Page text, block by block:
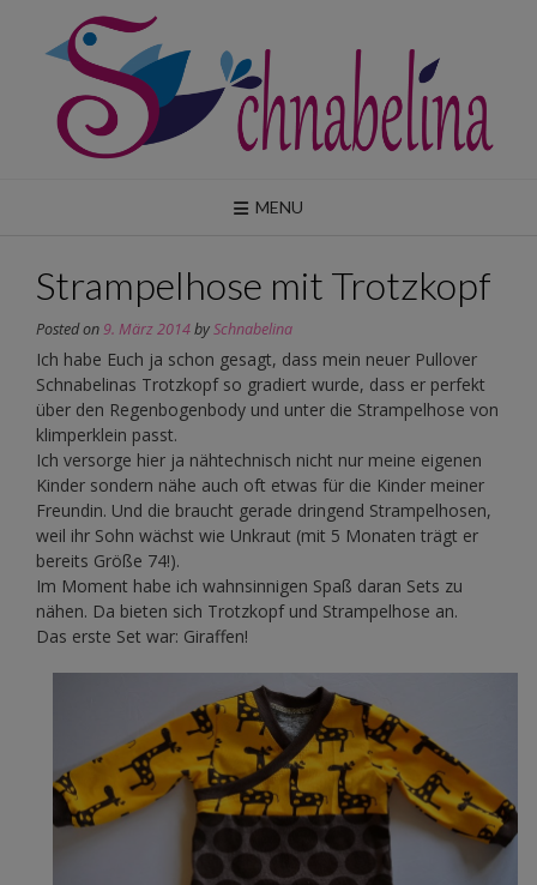
content
MENU
Strampelhose mit Trotzkopf
Posted on9. März 2014bySchnabelina
Ich habe Euch ja schon gesagt, dass mein neuer Pullover
Schnabelinas Trotzkopf so gradiert wurde, dass er perfekt
über den Regenbogenbody und unter die Strampelhose von
klimperklein passt.
Ich versorge hier ja nähtechnisch nicht nur meine eigenen
Kinder sondern nähe auch oft etwas für die Kinder meiner
Freundin. Und die braucht gerade dringend Strampelhosen,
weil ihr Sohn wächst wie Unkraut (mit 5 Monaten trägt er
bereits Größe 74!).
Im Moment habe ich wahnsinnigen Spaß daran Sets zu
nähen. Da bieten sich Trotzkopf und Strampelhose an.
Das erste Set war: Giraffen!